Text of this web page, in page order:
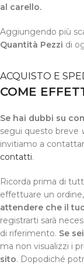
al carello.
Aggiungendo più
Quantità Pezzi di
ACQUISTO E
COME
Se hai dubbi su
segui questo breve
invitiamo a
contatti.
Ricorda prima di
effettuare un ordine,
attendere che il
registrarti sarà
di riferimento. Se
ma non visualizzi i
sito. Dopodiché